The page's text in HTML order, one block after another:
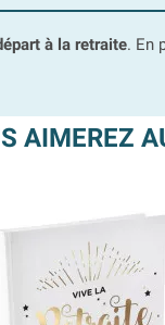
à la retraite. En
AIMEREZ